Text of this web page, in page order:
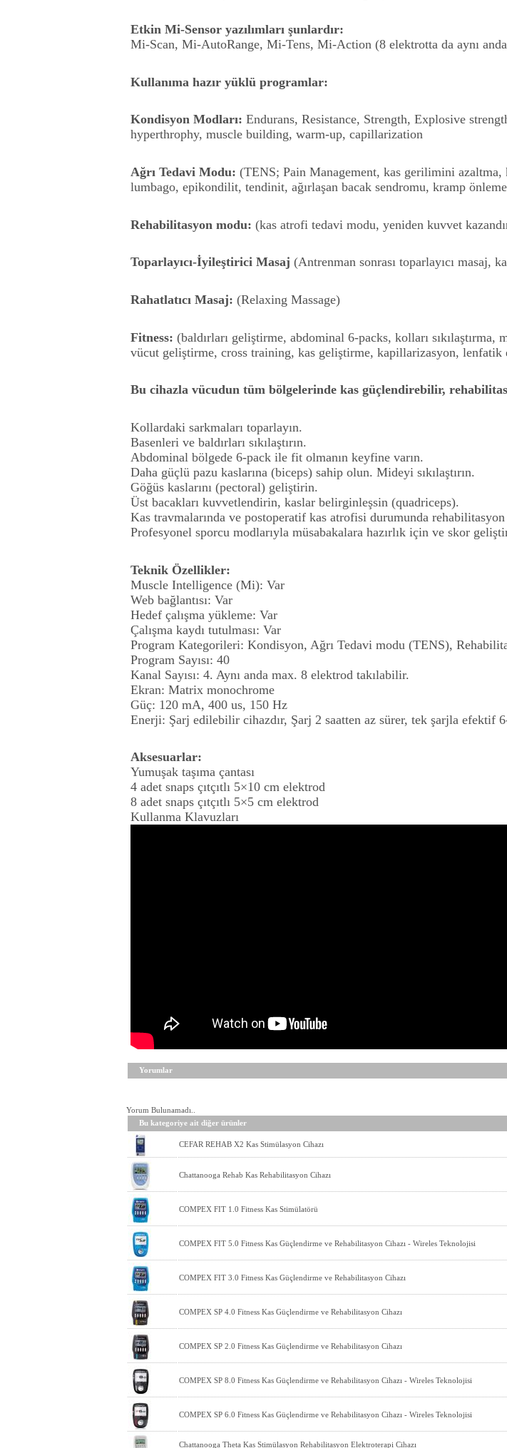
Etkin Mi-Sensor yazılımları şunlardır:
Mi-Scan, Mi-AutoRange, Mi-Tens, Mi-Action (8 elektrotta da aynı
Kullanıma hazır yüklü programlar:
Kondisyon Modları: Endurans, Resistance, Strength, Explosive
hyperthrophy, muscle building, warm-up, capillarization
Ağrı Tedavi Modu: (TENS; Pain Management, kas gerilimini azaltma,
lumbago, epikondilit, tendinit, ağırlaşan bacak sendromu, kramp
Rehabilitasyon modu: (kas atrofi tedavi modu, yeniden kuvvet
Toparlayıcı-İyileştirici Masaj (Antrenman sonrası toparlayıcı masaj,
Rahatlatıcı Masaj: (Relaxing Massage)
Fitness: (baldırları geliştirme, abdominal 6-packs, kolları sıkılaştırma,
vücut geliştirme, cross training, kas geliştirme, kapillarizasyon, lenfatik
Bu cihazla vücudun tüm bölgelerinde kas güçlendirebilir,
Kollardaki sarkmaları toparlayın.
Basenleri ve baldırları sıkılaştırın.
Abdominal bölgede 6-pack ile fit olmanın keyfine varın.
Daha güçlü pazu kaslarına (biceps) sahip olun. Mideyi sıkılaştırın.
Göğüs kaslarını (pectoral) geliştirin.
Üst bacakları kuvvetlendirin, kaslar belirginleşsin (quadriceps).
Kas travmalarında ve postoperatif kas atrofisi durumunda rehabilitasyon
Profesyonel sporcu modlarıyla müsabakalara hazırlık için ve skor
Teknik Özellikler:
Muscle Intelligence (Mi): Var
Web bağlantısı: Var
Hedef çalışma yükleme: Var
Çalışma kaydı tutulması: Var
Program Kategorileri: Kondisyon, Ağrı Tedavi modu (TENS),
Program Sayısı: 40
Kanal Sayısı: 4. Aynı anda max. 8 elektrod takılabilir.
Ekran: Matrix monochrome
Güç: 120 mA, 400 us, 150 Hz
Enerji: Şarj edilebilir cihazdır, Şarj 2 saatten az sürer, tek şarjla efektif
Aksesuarlar:
Yumuşak taşıma çantası
4 adet snaps çıtçıtlı 5×10 cm elektrod
8 adet snaps çıtçıtlı 5×5 cm elektrod
Kullanma Klavuzları
Yorumlar
Yorum Bulunamadı..
Bu kategoriye ait diğer ürünler
CEFAR REHAB X2 Kas Stimülasyon Cihazı
Chattanooga Rehab Kas Rehabilitasyon Cihazı
COMPEX FIT 1.0 Fitness Kas Stimülatörü
COMPEX FIT 5.0 Fitness Kas Güçlendirme ve Rehabilitasyon Cihazı - Wireles Teknolojisi
COMPEX FIT 3.0 Fitness Kas Güçlendirme ve Rehabilitasyon Cihazı
COMPEX SP 4.0 Fitness Kas Güçlendirme ve Rehabilitasyon Cihazı
COMPEX SP 2.0 Fitness Kas Güçlendirme ve Rehabilitasyon Cihazı
COMPEX SP 8.0 Fitness Kas Güçlendirme ve Rehabilitasyon Cihazı - Wireles Teknolojisi
COMPEX SP 6.0 Fitness Kas Güçlendirme ve Rehabilitasyon Cihazı - Wireles Teknolojisi
Chattanooga Theta Kas Stimülasyon Rehabilitasyon Elektroterapi Cihazı